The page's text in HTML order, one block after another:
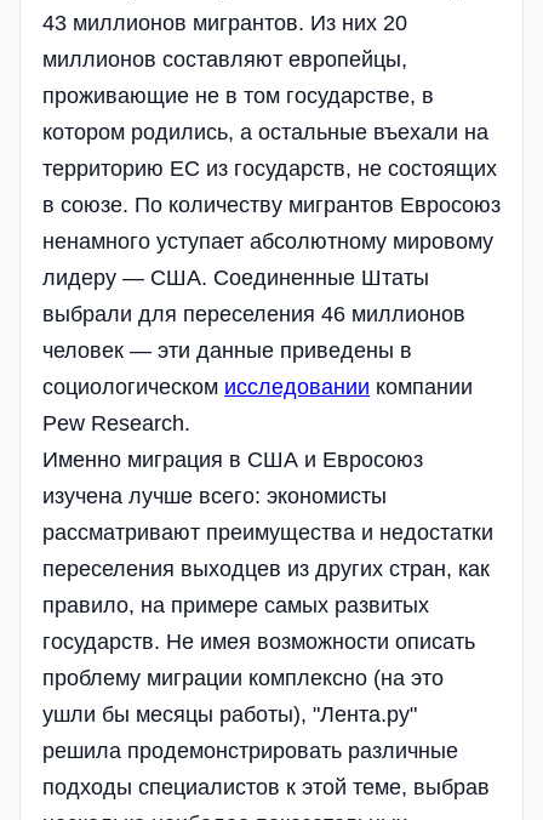
43 миллионов мигрантов. Из них 20
миллионов составляют европейцы,
проживающие не в том государстве, в
котором родились, а остальные въехали на
территорию ЕС из государств, не состоящих
в союзе. По количеству мигрантов Евросоюз
ненамного уступает абсолютному мировому
лидеру — США. Соединенные Штаты
выбрали для переселения 46 миллионов
человек — эти данные приведены в
социологическом исследовании компании
Pew Research.
Именно миграция в США и Евросоюз
изучена лучше всего: экономисты
рассматривают преимущества и недостатки
переселения выходцев из других стран, как
правило, на примере самых развитых
государств. Не имея возможности описать
проблему миграции комплексно (на это
ушли бы месяцы работы), "Лента.ру"
решила продемонстрировать различные
подходы специалистов к этой теме, выбрав